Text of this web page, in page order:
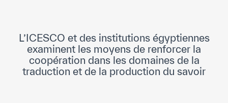
Normes Internationales de Qualité et
d’Excellence
L’ICESCO et des institutions égyptiennes
examinent les moyens de renforcer la
coopération dans les domaines de la
traduction et de la production du savoir